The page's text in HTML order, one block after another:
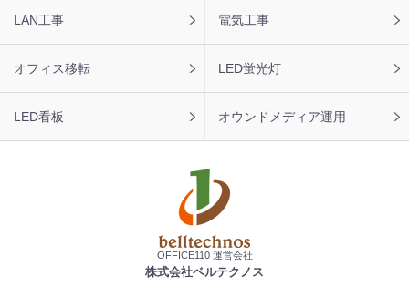
LAN工事 電気工事
オフィス移転 LED蛍光灯
LED看板 オウンドメディア運用
OFFICE110 運営会社
株式会社ベルテクノス